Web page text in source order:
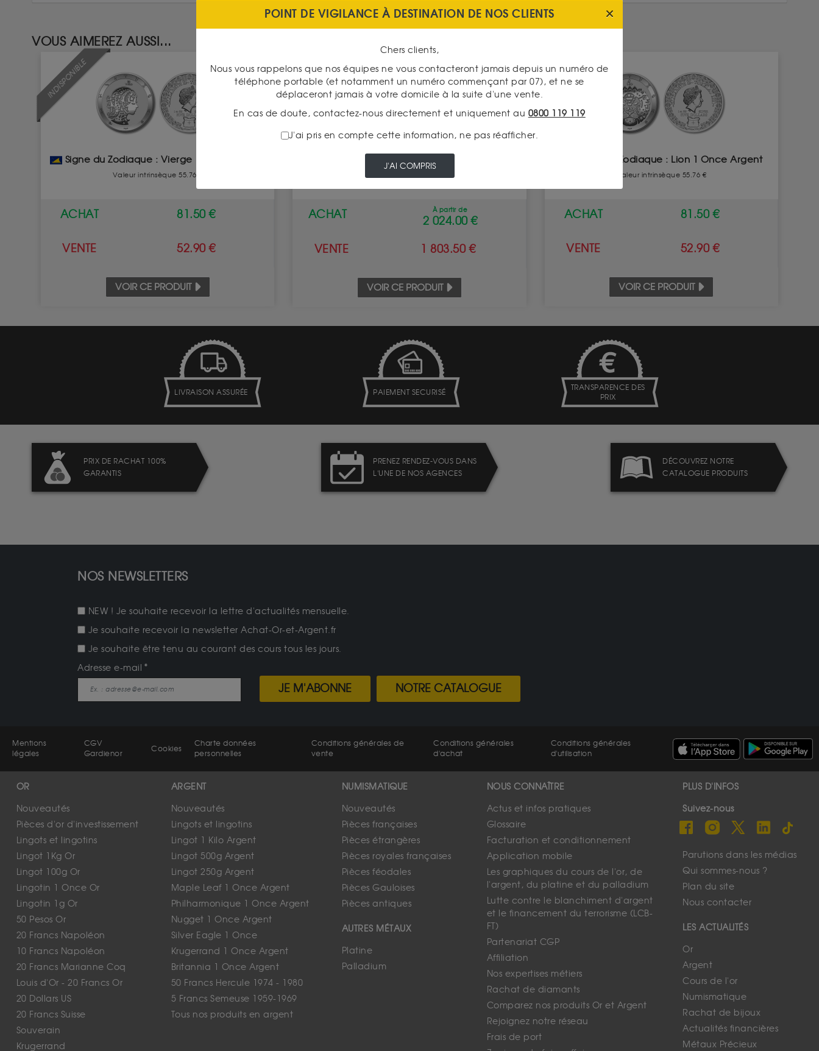
VOUS AIMEREZ AUSSI...
INDISPONIBLE
Signe du Zodiaque : Vierge 1 Once Argent
Valeur intrinsèque 55.76 €
ACHAT 81.50 €
VENTE 52.90 €
VOIR CE PRODUIT
Valeur intrinsèque 1 869.00 €
ACHAT À partir de
2 024.00 €
VENTE 1 803.50 €
VOIR CE PRODUIT
INDISPONIBLE
Signe du Zodiaque : Lion 1 Once Argent
Valeur intrinsèque 55.76 €
ACHAT 81.50 €
VENTE 52.90 €
VOIR CE PRODUIT
LIVRAISON ASSURÉE PAIEMENT SECURISÉ
TRANSPARENCE DES
PRIX
PRIX DE RACHAT 100%
GARANTIS
PRENEZ RENDEZ-VOUS DANS
L'UNE DE NOS AGENCES
DÉCOUVREZ NOTRE
CATALOGUE PRODUITS
NOS NEWSLETTERS
NEW ! Je souhaite recevoir la lettre d'actualités mensuelle.
Je souhaite recevoir la newsletter Achat-Or-et-Argent.fr
Je souhaite être tenu au courant des cours tous les jours.
Adresse e-mail
JE M'ABONNE NOTRE CATALOGUE
Mentions
légales
CGV
Gardienor
Cookies
Charte données
personnelles
Conditions générales de
vente
Conditions générales
d'achat
Conditions générales
d'utilisation
OR
Nouveautés
Pièces d'or d'investissement
Lingots et lingotins
Lingot 1Kg Or
Lingot 100g Or
Lingotin 1 Once Or
Lingotin 1g Or
50 Pesos Or
20 Francs Napoléon
10 Francs Napoléon
20 Francs Marianne Coq
Louis d'Or - 20 Francs Or
20 Dollars US
20 Francs Suisse
Souverain
Krugerrand
ARGENT
Nouveautés
Lingots et lingotins
Lingot 1 Kilo Argent
Lingot 500g Argent
Lingot 250g Argent
Maple Leaf 1 Once Argent
Philharmonique 1 Once Argent
Nugget 1 Once Argent
Silver Eagle 1 Once
Krugerrand 1 Once Argent
Britannia 1 Once Argent
50 Francs Hercule 1974 - 1980
5 Francs Semeuse 1959-1969
Tous nos produits en argent
NUMISMATIQUE
Nouveautés
Pièces françaises
Pièces étrangères
Pièces royales françaises
Pièces féodales
Pièces Gauloises
Pièces antiques
AUTRES MÉTAUX
Platine
Palladium
NOUS CONNAÎTRE
Actus et infos pratiques
Glossaire
Facturation et conditionnement
Application mobile
Les graphiques du cours de l'or, de
l'argent, du platine et du palladium
Lutte contre le blanchiment d'argent
et le financement du terrorisme (LCB-
FT)
Partenariat CGP
Affiliation
Nos expertises métiers
Rachat de diamants
Comparez nos produits Or et Argent
Rejoignez notre réseau
Frais de port
PLUS D'INFOS
Suivez-nous
Parutions dans les médias
Qui sommes-nous ?
Plan du site
Nous contacter
LES ACTUALITÉS
Or
Argent
Cours de l'or
Numismatique
Rachat de bijoux
Actualités financières
Métaux Précieux
POINT DE VIGILANCE À DESTINATION DE NOS CLIENTS
Chers clients,
Nous vous rappelons que nos équipes ne vous contacteront jamais depuis un numéro de
téléphone portable (et notamment un numéro commençant par 07), et ne se
déplaceront jamais à votre domicile à la suite d'une vente.
En cas de doute, contactez-nous directement et uniquement au 0800 119 119
J'ai pris en compte cette information, ne pas réafficher.
J'AI COMPRIS